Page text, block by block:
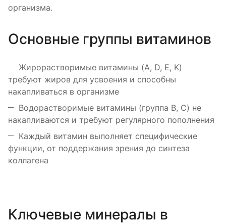
организма.
Основные группы витаминов
Жирорастворимые витамины (A, D, E, K)
требуют жиров для усвоения и способны
накапливаться в организме
Водорастворимые витамины (группа B, C) не
накапливаются и требуют регулярного пополнения
Каждый витамин выполняет специфические
функции, от поддержания зрения до синтеза
коллагена
Ключевые минералы в